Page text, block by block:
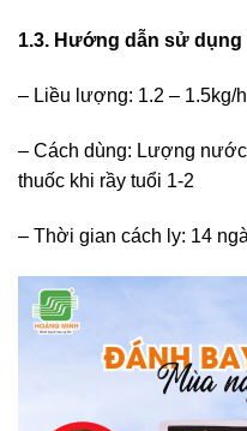
1.3. Hướng dẫn sử dụng
– Liều lượng: 1.2 – 1.5kg/
– Cách dùng: Lượng
thuốc khi rầy tuổi 1-2
– Thời gian cách ly: 14